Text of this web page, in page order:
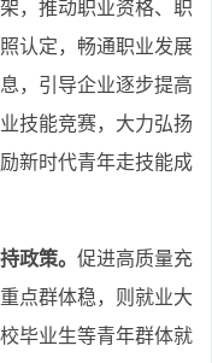
，推动职业资格、职
认定，畅通职业发展
，引导企业逐步提高
技能竞赛，大力弘扬
新时代青年走技能成
政策。 促进高质量充
点群体稳，则就业大
毕业生等青年群体就